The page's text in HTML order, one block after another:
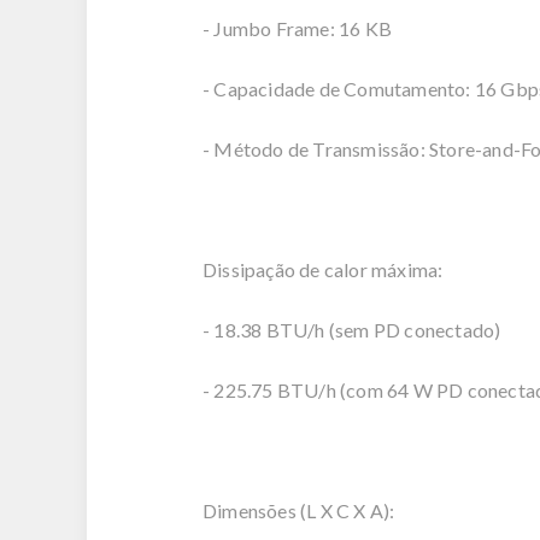
- Jumbo Frame: 16 KB
- Capacidade de Comutamento: 16
- Método de Transmissão: Store-and-
Dissipação de calor máxima:
- 18.38 BTU/h (sem PD conectado)
- 225.75 BTU/h (com 64 W PD
Dimensões (L X C X A):